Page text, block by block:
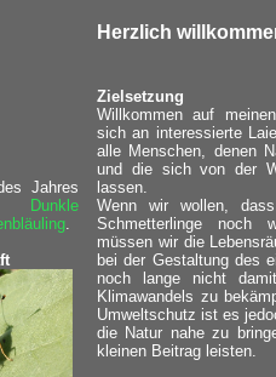
Herzlich
Jahres
Dunkle
.
Zielsetzung
Willkommen auf
sich an interessierte
alle Menschen, denen
und die sich von der
lassen.
Wenn wir wollen,
Schmetterlinge noch
müssen wir die
bei der Gestaltung des
noch lange nicht
Klimawandels zu
Umweltschutz ist es
die Natur nahe zu
kleinen Beitrag leisten.